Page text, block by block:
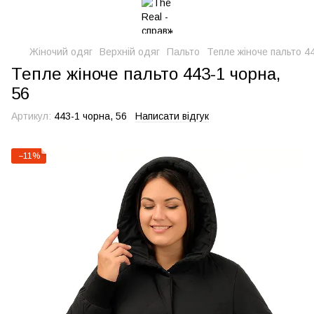
Жіночий одяг Верхній одяг Пальто Тепле жіноче пальто
Тепле жіноче пальто 443-1 чорна,
56
Артикул: 443-1 чорна, 56 Написати відгук
−11%